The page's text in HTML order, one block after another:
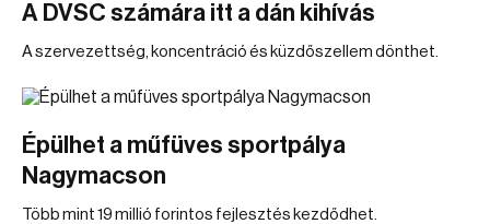
A DVSC számára itt a dán kihívás
A szervezettség, koncentráció és küzdőszellem dönthet.
Épülhet a műfüves sportpálya
Nagymacson
Több mint 19 millió forintos fejlesztés kezdődhet.